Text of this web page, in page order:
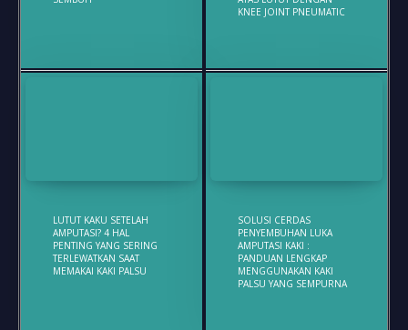
KNEE JOINT PNEUMATIC
LUTUT KAKU SETELAH
AMPUTASI? 4 HAL
PENTING YANG SERING
TERLEWATKAN SAAT
MEMAKAI KAKI PALSU
SOLUSI CERDAS
PENYEMBUHAN LUKA
AMPUTASI KAKI :
PANDUAN LENGKAP
MENGGUNAKAN KAKI
PALSU YANG SEMPURNA